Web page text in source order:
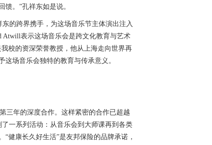
。”孔祥东如是说。
的跨界携手，为这场音乐节主体演出注入
Atwill表示这场音乐会是跨文化教育与艺术
校的资深荣誉教授，他从上海走向世界再
场音乐会独特的教育与传承意义。
三年的深度合作。这样紧密的合作已超越
一系列活动：从音乐会到大师课再到各类
健康长久好生活”是友邦保险的品牌承诺，